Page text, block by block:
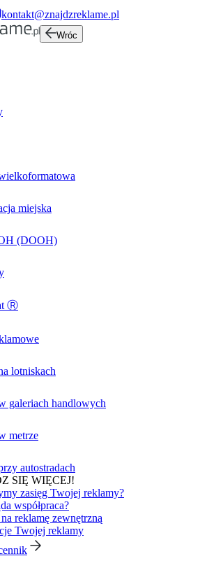
kontakt@znajdzreklame.pl
Wróc
miejska
(DOOH)
Ⓡ
lotniskach
galeriach handlowych
metrze
autostradach
SIĘ WIĘCEJ!
zasięg Twojej reklamy?
współpraca?
reklamę zewnętrzną
Twojej reklamy